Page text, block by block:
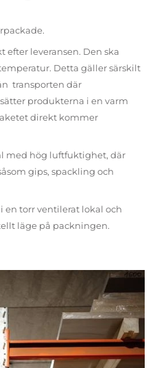
efter leveransen. Den ska
Detta gäller särskilt
transporten där
produkterna i en varm
direkt kommer
med hög luftfuktighet, där
gips, spackling och
en torr ventilerat lokal och
läge på packningen.